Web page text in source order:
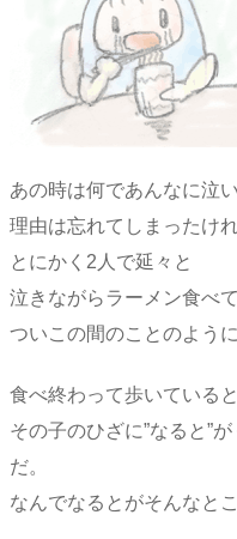
あの時は何であんなに泣
理由は忘れてしまったけれ
とにかく2人で延々と
泣きながらラーメン食べ
ついこの間のことのよう
食べ終わって歩いていると
その子のひざに”なると”
だ。
なんでなるとがそんなと